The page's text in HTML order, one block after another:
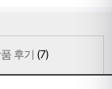
후기 (7)